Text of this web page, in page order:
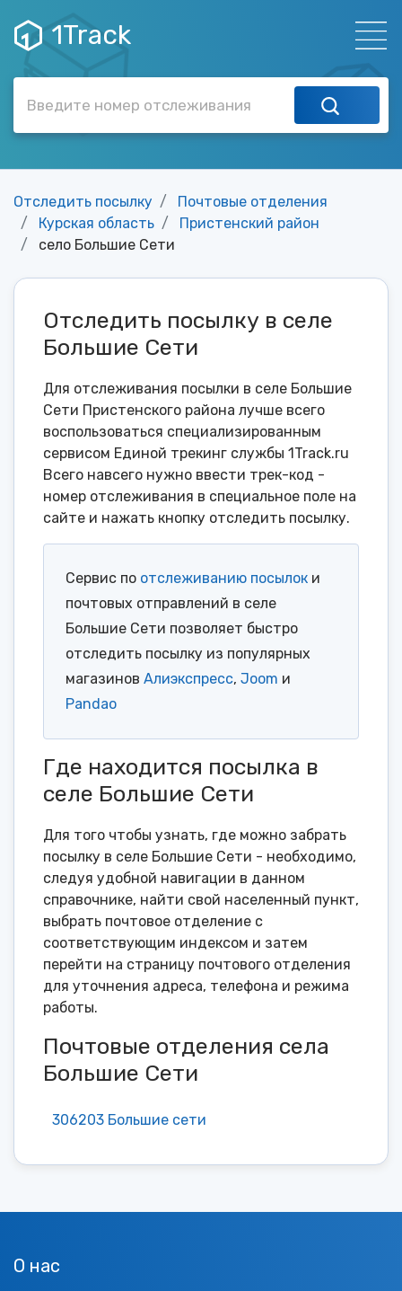
1Track
Отследить посылку
Почтовые отделения
Курская область
Пристенский район
село Большие Сети
Отследить посылку в селе
Большие Сети
Для отслеживания посылки в селе Большие
Сети Пристенского района лучше всего
воспользоваться специализированным
сервисом Единой трекинг службы 1Track.ru
Всего навсего нужно ввести трек-код -
номер отслеживания в специальное поле на
сайте и нажать кнопку отследить посылку.
Сервис по отслеживанию посылок и
почтовых отправлений в селе
Большие Сети позволяет быстро
отследить посылку из популярных
магазинов Алиэкспресс, Joom и
Pandao
Где находится посылка в
селе Большие Сети
Для того чтобы узнать, где можно забрать
посылку в селе Большие Сети - необходимо,
следуя удобной навигации в данном
справочнике, найти свой населенный пункт,
выбрать почтовое отделение с
соответствующим индексом и затем
перейти на страницу почтового отделения
для уточнения адреса, телефона и режима
работы.
Почтовые отделения села
Большие Сети
306203 Большие сети
О нас